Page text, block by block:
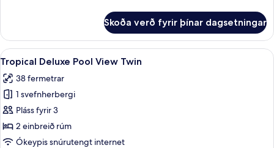
Deluxe
Twin
Skoða verð fyrir þínar dagsetningar
Skoða
allar
myndir
fyrir
Tropical
Deluxe
Pool
Tropical Deluxe Pool View Twin |
9
Tropical Deluxe Pool View Twin
38 fermetrar
1 svefnherbergi
Pláss fyrir 3
2 einbreið rúm
Ókeypis snúrutengt internet